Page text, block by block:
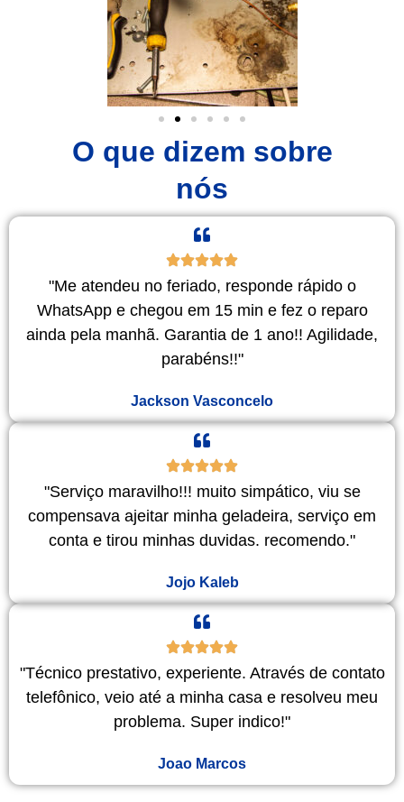
O que dizem sobre
nós
"Me atendeu no feriado, responde rápido o
WhatsApp e chegou em 15 min e fez o reparo
ainda pela manhã. Garantia de 1 ano!! Agilidade,
parabéns!!"
Jackson Vasconcelo
"Serviço maravilho!!! muito simpático, viu se
compensava ajeitar minha geladeira, serviço em
conta e tirou minhas duvidas. recomendo."
Jojo Kaleb
"Técnico prestativo, experiente. Através de contato
telefônico, veio até a minha casa e resolveu meu
problema. Super indico!"
Joao Marcos